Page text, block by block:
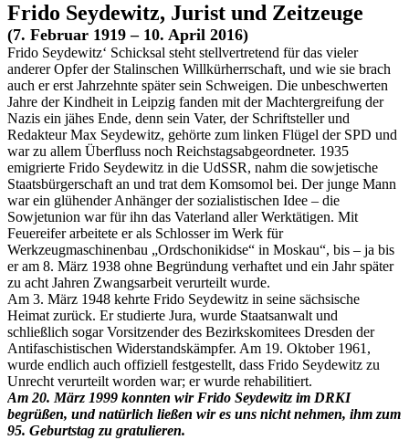
Frido Seydewitz, Jurist und Zeitzeuge
(7. Februar 1919 – 10. April 2016)
Frido Seydewitz‘ Schicksal steht stellvertretend für das vieler
anderer Opfer der Stalinschen Willkürherrschaft, und wie sie brach
auch er erst Jahrzehnte später sein Schweigen. Die unbeschwerten
Jahre der Kindheit in Leipzig fanden mit der Machtergreifung der
Nazis ein jähes Ende, denn sein Vater, der Schriftsteller und
Redakteur Max Seydewitz, gehörte zum linken Flügel der SPD und
war zu allem Überfluss noch Reichstagsabgeordneter. 1935
emigrierte Frido Seydewitz in die UdSSR, nahm die sowjetische
Staatsbürgerschaft an und trat dem Komsomol bei. Der junge Mann
war ein glühender Anhänger der sozialistischen Idee – die
Sowjetunion war für ihn das Vaterland aller Werktätigen. Mit
Feuereifer arbeitete er als Schlosser im Werk für
Werkzeugmaschinenbau „Ordschonikidse“ in Moskau“, bis – ja bis
er am 8. März 1938 ohne Begründung verhaftet und ein Jahr später
zu acht Jahren Zwangsarbeit verurteilt wurde.
Am 3. März 1948 kehrte Frido Seydewitz in seine sächsische
Heimat zurück. Er studierte Jura, wurde Staatsanwalt und
schließlich sogar Vorsitzender des Bezirkskomitees Dresden der
Antifaschistischen Widerstandskämpfer. Am 19. Oktober 1961,
wurde endlich auch offiziell festgestellt, dass Frido Seydewitz zu
Unrecht verurteilt worden war; er wurde rehabilitiert.
Am 20. März 1999 konnten wir Frido Seydewitz im DRKI
begrüßen, und natürlich ließen wir es uns nicht nehmen, ihm zum
95. Geburtstag zu gratulieren.